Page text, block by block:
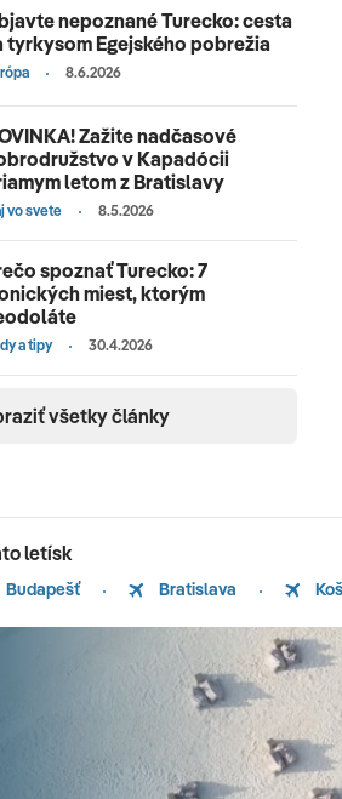
nepoznané Turecko: cesta
tyrkysom Egejského pobrežia
8.6.2026
Zažite nadčasové
v Kapadócii
letom z Bratislavy
vo svete 8.5.2026
spoznať Turecko: 7
miest, ktorým
a tipy 30.4.2026
všetky články
letísk
Budapešť Bratislava